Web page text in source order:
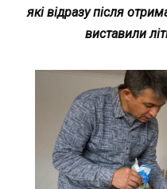
які відразу після
виставили